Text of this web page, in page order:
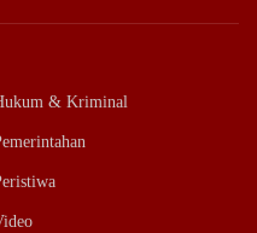
& Kriminal